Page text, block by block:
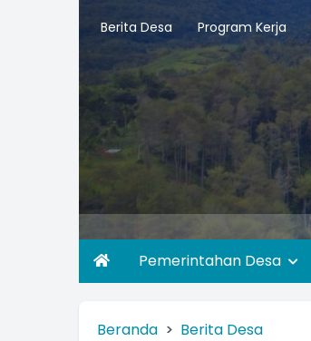
Berita Desa Program Kerja
Pemerintahan Desa
Beranda Berita Desa